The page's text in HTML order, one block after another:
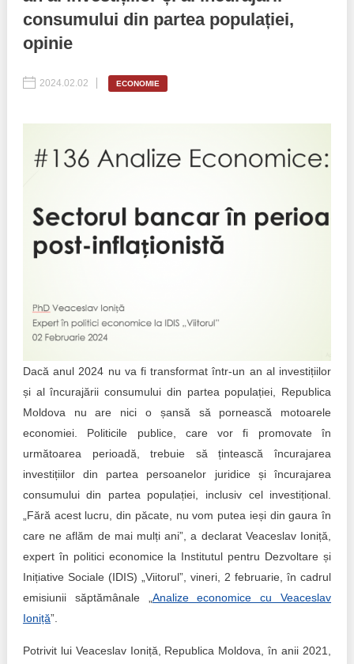
Rapoarte
Organigrama IDIS
Anunțuri
Politici regionale
Proces democratic
Agenda Națională de Business
15 minute de realism economic
Buletin EU-STRAT
Aplică la BUNELE PRACTICI
Cele mai bune și cele mai proaste politici locale din
Moldova
Democrația, independența și transparența instituțiilor
publice-cheie din Moldova
Achiziții publice
consumului din partea populației,
opinie
2024.02.02 ECONOMIE
Dacă anul 2024 nu va fi transformat într-un an al investițiilor
și al încurajării consumului din partea populației, Republica
Moldova nu are nici o șansă să pornească motoarele
economiei. Politicile publice, care vor fi promovate în
următoarea perioadă, trebuie să țintească încurajarea
investițiilor din partea persoanelor juridice și încurajarea
consumului din partea populației, inclusiv cel investițional.
„Fără acest lucru, din păcate, nu vom putea ieși din gaura în
care ne aflăm de mai mulți ani”, a declarat Veaceslav Ioniță,
expert în politici economice la Institutul pentru Dezvoltare și
Inițiative Sociale (IDIS) „Viitorul”, vineri, 2 februarie, în cadrul
emisiunii săptămânale „ Analize economice cu Veaceslav
Ioniță”.
Potrivit lui Veaceslav Ioniță, Republica Moldova, în anii 2021,